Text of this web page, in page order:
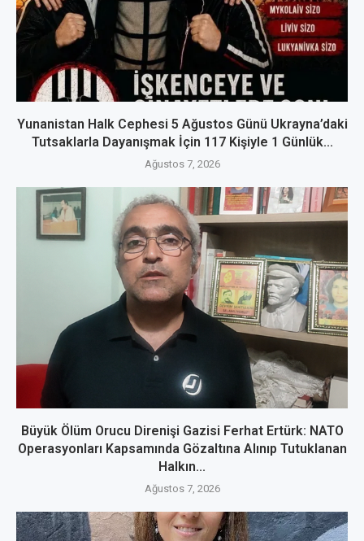
Yunanistan Halk Cephesi 5 Ağustos Günü Ukrayna’daki
Tutsaklarla Dayanışmak İçin 117 Kişiyle 1 Günlük...
Ağustos 7, 2026
Büyük Ölüm Orucu Direnişi Gazisi Ferhat Ertürk: NATO
Operasyonları Kapsamında Gözaltına Alınıp Tutuklanan
Halkın...
Ağustos 7, 2026